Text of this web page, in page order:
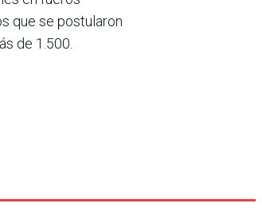
que se postularon
de 1.500.